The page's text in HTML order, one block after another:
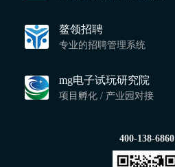
鳌领招聘
专业的招聘管理系统
mg电子试玩研究院
项目孵化 / 产业园对接
400-138-6860